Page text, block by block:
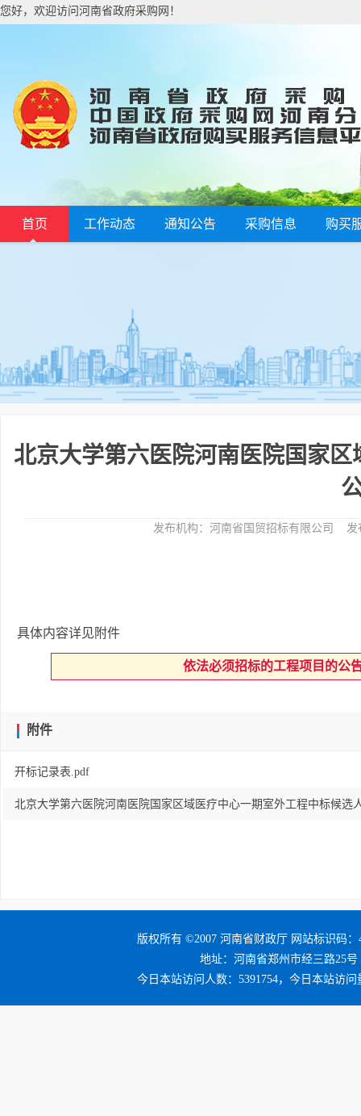
您好，欢迎访问河南省政府采购网！
首页 工作动态 通知公告 采购信息 购买
北京大学第六医院河南医院国家
发布机构： 河南省国贸招标有限公司 发
具体内容详见附件
依法必须招标的工程项目的公
附件
开标记录表.pdf
北京大学第六医院河南医院国家区域医疗中心一期室外工程中标候选
版权所有 ©2007 河南省财政厅 网站标识码：
地址：河南省郑州市经三路25号
今日本站访问人数：5391754，今日本站访问